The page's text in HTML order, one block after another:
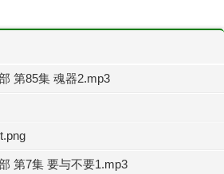
第85集 魂器2.mp3
第7集 要与不要1.mp3